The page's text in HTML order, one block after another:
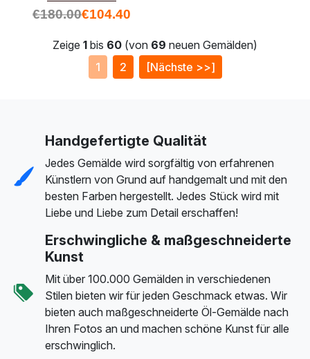
€180.00€104.40
Zeige 1 bis 60 (von 69 neuen Gemälden)
1
2 [Nächste >>]
Handgefertigte Qualität
Jedes Gemälde wird sorgfältig von erfahrenen
Künstlern von Grund auf handgemalt und mit den
besten Farben hergestellt. Jedes Stück wird mit
Liebe und Liebe zum Detail erschaffen!
Erschwingliche & maßgeschneiderte
Kunst
Mit über 100.000 Gemälden in verschiedenen
Stilen bieten wir für jeden Geschmack etwas. Wir
bieten auch maßgeschneiderte Öl-Gemälde nach
Ihren Fotos an und machen schöne Kunst für alle
erschwinglich.